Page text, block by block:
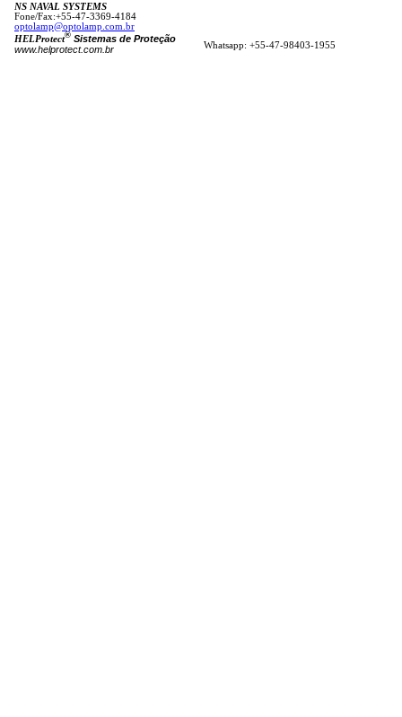
NS NAVAL SYSTEMS
Fone/Fax:+55-47-3369-4184
optolamp@optolamp.com.br
HELProtect® Sistemas de Proteção
www.helprotect.com.br
Whatsapp: +55-47-98403-1955